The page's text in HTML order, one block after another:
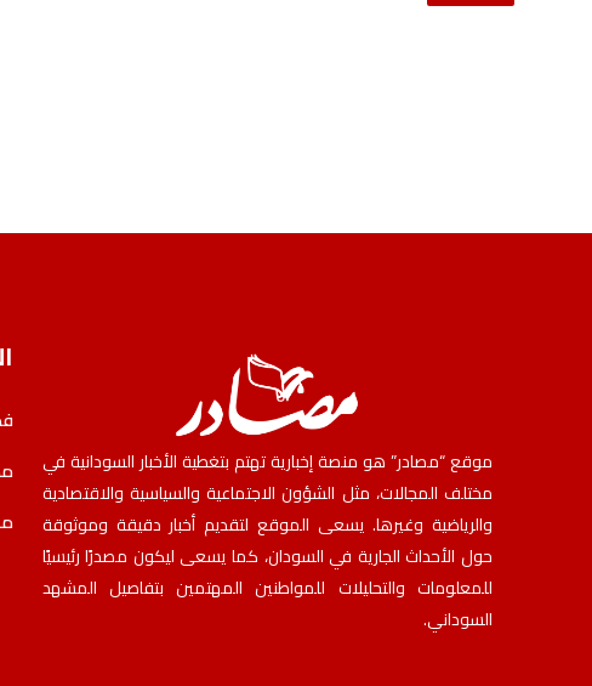
موقع “مصادر” هو منصة إخبارية تهتم بتغطية الأخبار السودانية في
مختلف المجالات، مثل الشؤون الاجتماعية والسياسية والاقتصادية
والرياضية وغيرها. يسعى الموقع لتقديم أخبار دقيقة وموثوقة
حول الأحداث الجارية في السودان، كما يسعى ليكون مصدرًا رئيسيًا
للمعلومات والتحليلات للمواطنين المهتمين بتفاصيل المشهد
السوداني.
منذ 12